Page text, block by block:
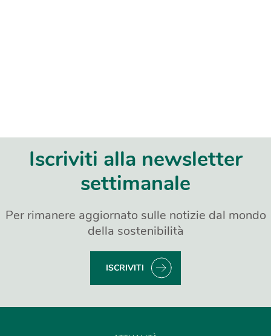
Iscriviti alla newsletter
settimanale
Per rimanere aggiornato sulle notizie dal mondo
della sostenibilità
ISCRIVITI